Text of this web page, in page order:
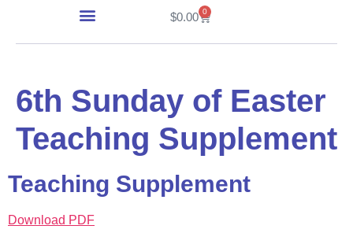
$0.00 0
6th Sunday of Easter
Teaching Supplement
Teaching Supplement
Download PDF